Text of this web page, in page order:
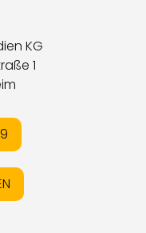
KG
1